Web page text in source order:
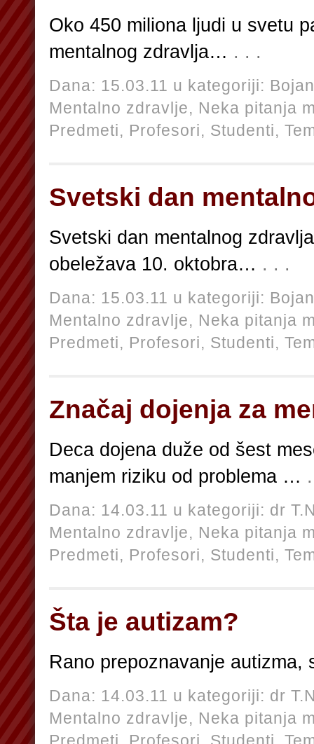
Oko 450 miliona ljudi u svetu
mentalnog zdravlja… . . .
Dana: 15.03.11 u kategoriji:
Mentalno zdravlje, Neka pitanja
Predmeti, Profesori, Studenti,
Svetski dan
Svetski dan mentalnog
obeležava 10. oktobra… . . .
Dana: 15.03.11 u kategoriji:
Mentalno zdravlje, Neka pitanja
Predmeti, Profesori, Studenti,
Značaj dojenja za
Deca dojena duže od šest
manjem riziku od problema …
Dana: 14.03.11 u kategoriji: dr
Mentalno zdravlje, Neka pitanja
Predmeti, Profesori, Studenti,
Šta je autizam?
Rano prepoznavanje
Dana: 14.03.11 u kategoriji: dr
Mentalno zdravlje, Neka pitanja